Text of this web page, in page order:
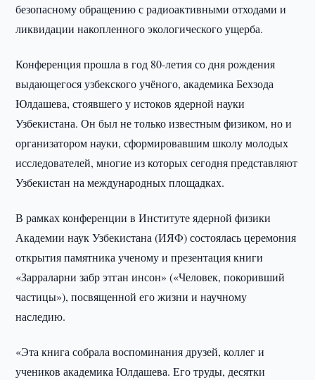
безопасному обращению с радиоактивными отходами и
ликвидации накопленного экологического ущерба.
Конференция прошла в год 80-летия со дня рождения
выдающегося узбекского учёного, академика Бехзода
Юлдашева, стоявшего у истоков ядерной науки
Узбекистана. Он был не только известным физиком, но и
организатором науки, сформировавшим школу молодых
исследователей, многие из которых сегодня представляют
Узбекистан на международных площадках.
В рамках конференции в Институте ядерной физики
Академии наук Узбекистана (ИЯФ) состоялась церемония
открытия памятника ученому и презентация книги
«Зарраларни забр этган инсон» («Человек, покоривший
частицы»), посвященной его жизни и научному
наследию.
«Эта книга собрала воспоминания друзей, коллег и
учеников академика Юлдашева. Его труды, десятки